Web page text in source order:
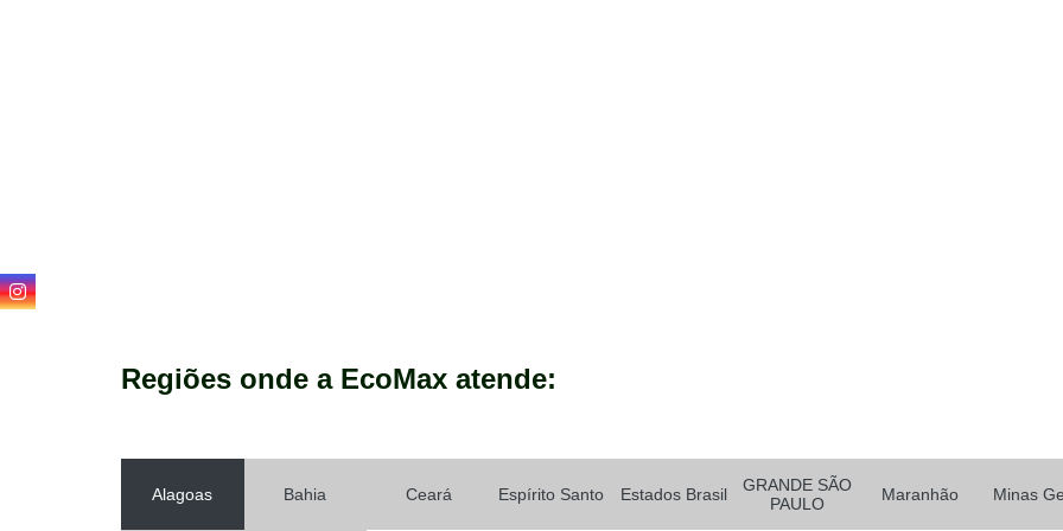
Pergolado de
Tábua de Madeira Plástica para Obra
Regiões onde a EcoMax atende:
Alagoas Bahia Ceará Espírito Santo Estados Brasil
GRANDE SÃO
PAULO
Maranhão Minas